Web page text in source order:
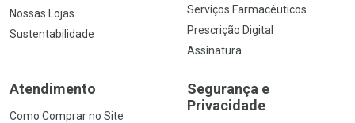
Nossas Lojas
Sustentabilidade
Serviços Farmacêuticos
Prescrição Digital
Assinatura
Atendimento
Como Comprar no Site
Segurança e
Privacidade